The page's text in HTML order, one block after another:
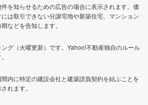
を知らせるための広告の場合に表示されます。価
は取引できない分譲宅地や新築住宅、マンション
などを告知します。
グ（火曜更新）です。Yahoo!不動産独自のルール
内に特定の建設会社と建築請負契約を結ぶことを
れます。